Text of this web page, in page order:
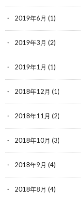
2019年6月 (1)
2019年3月 (2)
2019年1月 (1)
2018年12月 (1)
2018年11月 (2)
2018年10月 (3)
2018年9月 (4)
2018年8月 (4)